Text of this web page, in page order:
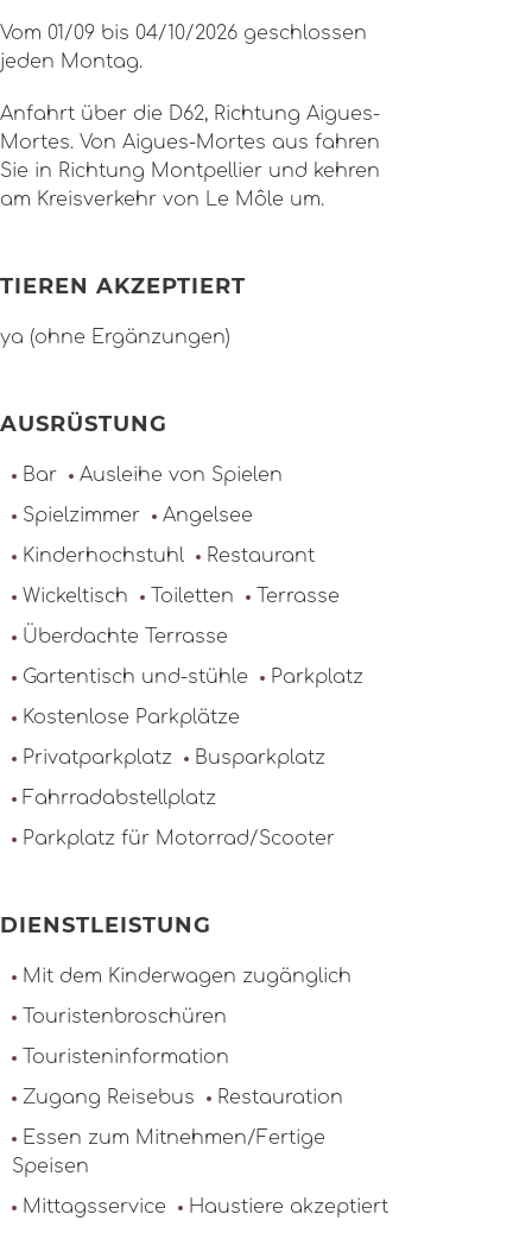
Vom 01/09 bis 04/10/2026 geschlossen
jeden Montag.
Anfahrt über die D62, Richtung Aigues-
Mortes. Von Aigues-Mortes aus fahren
Sie in Richtung Montpellier und kehren
am Kreisverkehr von Le Môle um.
TIEREN AKZEPTIERT
ya (ohne Ergänzungen)
AUSRÜSTUNG
Bar
Ausleihe von Spielen
Spielzimmer
Angelsee
Kinderhochstuhl
Restaurant
Wickeltisch
Toiletten
Terrasse
Überdachte Terrasse
Gartentisch und-stühle
Parkplatz
Kostenlose Parkplätze
Privatparkplatz
Busparkplatz
Fahrradabstellplatz
Parkplatz für Motorrad/Scooter
DIENSTLEISTUNG
Mit dem Kinderwagen zugänglich
Touristenbroschüren
Touristeninformation
Zugang Reisebus
Restauration
Essen zum Mitnehmen/Fertige
Speisen
Mittagsservice
Haustiere akzeptiert